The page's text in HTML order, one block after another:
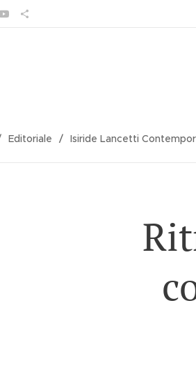
Editoriale Isiride Lancetti